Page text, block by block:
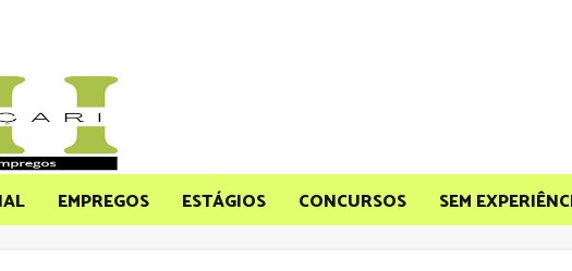
EMPREGOS ESTÁGIOS CONCURSOS SEM